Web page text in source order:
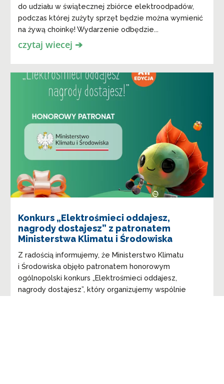
do udziału w świątecznej zbiórce elektroodpadów,
podczas której zużyty sprzęt będzie można wymienić
na żywą choinkę! Wydarzenie odbędzie...
czytaj wiecej ➔
Konkurs „Elektrośmieci oddajesz,
nagrody dostajesz” z patronatem
Ministerstwa Klimatu i Środowiska
Z radością informujemy, że Ministerstwo Klimatu
i Środowiska objęło patronatem honorowym
ogólnopolski konkurs „Elektrośmieci oddajesz,
nagrody dostajesz”, który organizujemy wspólnie